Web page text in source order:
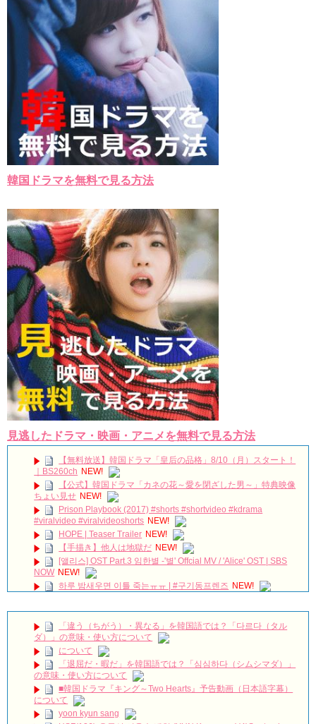
韓国ドラマを無料で見る方法
見逃したドラマ・映画・アニメを無料で見る方法
【無料放送】韓国ドラマ「皇后の品格」8/10（月）スタート！
｜BS260ch NEW!
【公式】韓国ドラマ「カネの花～愛を閉ざした男～」特典映像
ちょい見せ NEW!
Prison Playbook (2017) #shorts #shortvideo #kdrama
#viralvideo #viralvideoshorts NEW!
HOPE | Teaser Trailer NEW!
【手描き】他人は地獄だ NEW!
[앨리스] OST Part.3 임한별 -'별' Offcial MV / 'Alice' OST | SBS
NOW NEW!
하루 밤새우면 이틀 죽는ㅠㅠ | #구기동프렌즈 NEW!
人は地獄だ」は#DMMTV にて独占配信中 NEW!
[Windy Mi-poong] 불어라 미풍아 27회 – Son Ho Joon want kiss!
20161126 NEW!
THE PITIFUL LIFE OF AHN JAE HYUN AFTER HIS DIVORCE
WITH GOO HYE SUN #ahnjaehyun #goohyesun NEW!
ウンビンちゃんの笑顔には人を幸せにする力があります💓
NEW!
【特別無料公開】『30だけど17です』第1話 │ ヤン・セジョン
×シン・ヘソン共演！癒し系ラブコメ♡ │ アジアプレミアムで全話配
信中！ NEW!
「違う（ちがう）・異なる」を韓国語では？「다르다（タル
ダ）」の意味・使い方について
について
「退屈だ・暇だ」を韓国語では？「심심하다（シムシマダ）」
の意味・使い方について
■韓国ドラマ『キング～Two Hearts』予告動画（日本語字幕）
について
yoon kyun sang